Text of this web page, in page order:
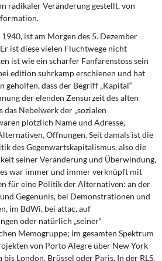
Moderne
radikaler Veränderung gestellt, von
ist am Morgen des 5. Dezember
ist diese vielen Fluchtwege nicht
ist wie ein scharfer Fanfarenstoss sein
edition suhrkamp erschienen und hat
geholfen, dass der Begriff „Kapital“
der elenden Zensurzeit des alten
Nebelwerk der „sozialen
plötzlich Name und Adresse,
Öffnungen. Seit damals ist die
des Gegenwartskapitalismus, also die
seiner Veränderung und Überwindung,
es war immer und immer verknüpft mit
für eine Politik der Alternativen: an der
Gegenunis, bei Demonstrationen und
im BdWi, bei attac, auf
oder natürlich „seiner“
Memogruppe; im gesamten Spektrum
von Porto Alegre über New York
London, Brüssel oder Paris. In der RLS.